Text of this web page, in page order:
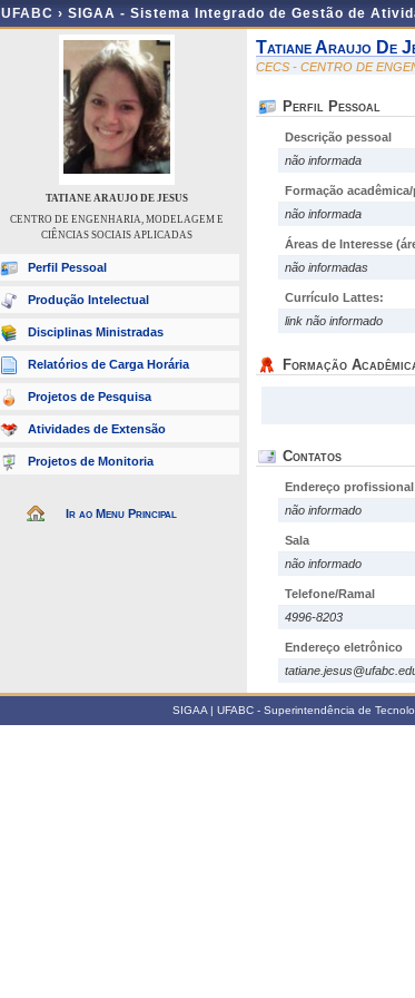
UFABC › SIGAA - Sistema Integrado de Gestão de
TATIANE ARAUJO DE JESUS
CENTRO DE ENGENHARIA, MODELAGEM E
CIÊNCIAS SOCIAIS APLICADAS
Perfil Pessoal
Produção Intelectual
Disciplinas Ministradas
Relatórios de Carga Horária
Projetos de Pesquisa
Atividades de Extensão
Projetos de Monitoria
Ir ao Menu Principal
Tatiane Araujo De
CECS - CENTRO DE
Perfil Pessoal
Descrição pessoal
não informada
Formação
não informada
Áreas de Interesse
não informadas
Currículo Lattes:
link não informado
Formação
Contatos
Endereço profissional
não informado
Sala
não informado
Telefone/Ramal
4996-8203
Endereço eletrônico
SIGAA | UFABC - Superintendência de